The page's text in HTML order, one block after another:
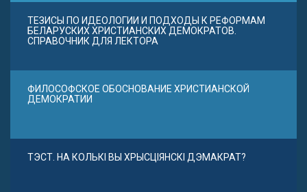
ТЕЗИСЫ ПО ИДЕОЛОГИИ И ПОДХОДЫ К РЕФОРМАМ
БЕЛАРУСКИХ ХРИСТИАНСКИХ ДЕМОКРАТОВ.
СПРАВОЧНИК ДЛЯ ЛЕКТОРА
ФИЛОСОФСКОЕ ОБОСНОВАНИЕ ХРИСТИАНСКОЙ
ДЕМОКРАТИИ
ТЭСТ. НА КОЛЬКІ ВЫ ХРЫСЦІЯНСКІ ДЭМАКРАТ?